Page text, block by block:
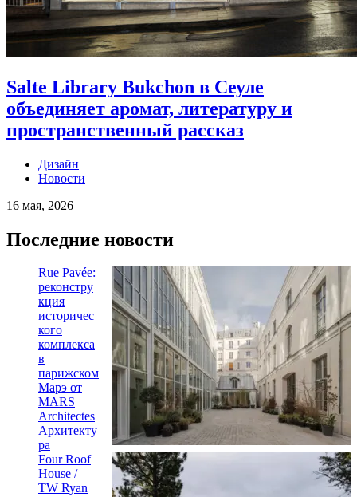
Salte Library Bukchon в Сеуле
объединяет аромат, литературу и
пространственный рассказ
Дизайн
Новости
16 мая, 2026
Последние новости
Rue Pavée:
реконстру
кция
историчес
кого
комплекса
в
парижском
Марэ от
MARS
Architectes
Архитекту
ра
Four Roof
House /
TW Ryan